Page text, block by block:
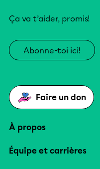
Ça va t’aider, promis!
Abonne-toi ici!
Faire un don
À propos
Équipe et carrières